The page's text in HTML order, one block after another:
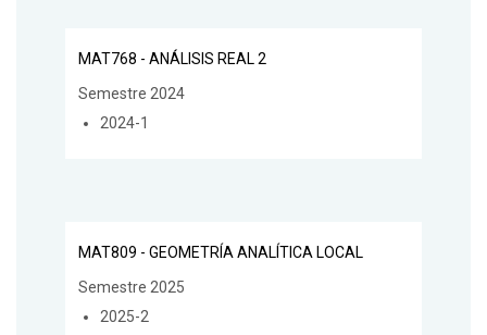
MAT768 - ANÁLISIS REAL 2
Semestre 2024
2024-1
MAT809 - GEOMETRÍA ANALÍTICA LOCAL
Semestre 2025
2025-2